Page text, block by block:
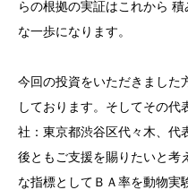
らの根拠の実証はこれから
な一歩になります。
今回の投資をいただきました
しております。そしてその代
社：東京都渋谷区代々木、代
後ともご支援を賜りたいと考
な指標としてＢＡ率を動物実